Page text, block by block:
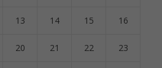
13 14 15 16
20 21 22 23